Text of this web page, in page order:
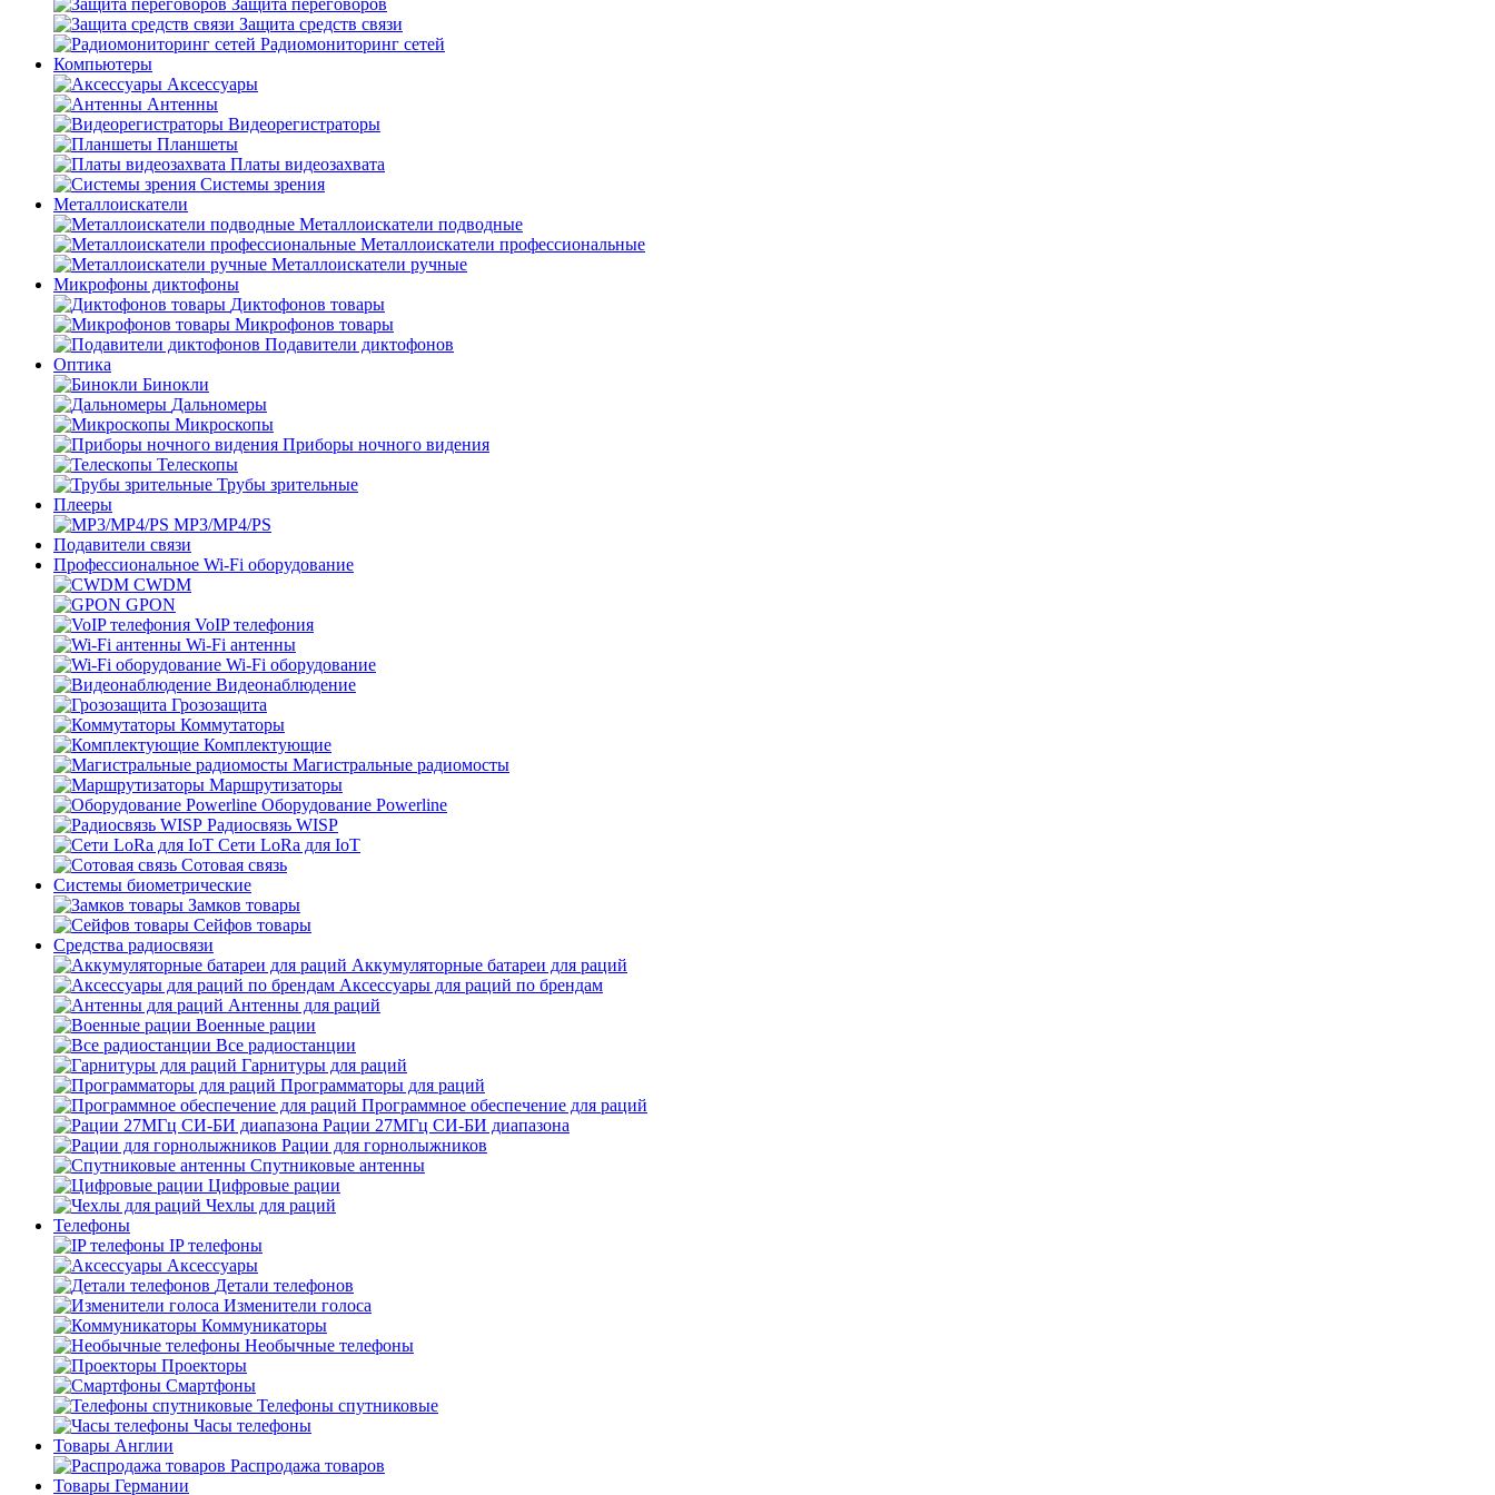
Защита переговоров
Защита средств связи
Радиомониторинг сетей
Компьютеры
Аксессуары
Антенны
Видеорегистраторы
Планшеты
Платы видеозахвата
Системы зрения
Металлоискатели
Металлоискатели подводные
Металлоискатели профессиональные
Металлоискатели ручные
Микрофоны диктофоны
Диктофонов товары
Микрофонов товары
Подавители диктофонов
Оптика
Бинокли
Дальномеры
Микроскопы
Приборы ночного видения
Телескопы
Трубы зрительные
Плееры
MP3/MP4/PS
Подавители связи
Профессиональное Wi-Fi оборудование
CWDM
GPON
VoIP телефония
Wi-Fi антенны
Wi-Fi оборудование
Видеонаблюдение
Грозозащита
Коммутаторы
Комплектующие
Магистральные радиомосты
Маршрутизаторы
Оборудование Powerline
Радиосвязь WISP
Сети LoRa для IoT
Сотовая связь
Системы биометрические
Замков товары
Сейфов товары
Средства радиосвязи
Аккумуляторные батареи для раций
Аксессуары для раций по брендам
Антенны для раций
Военные рации
Все радиостанции
Гарнитуры для раций
Программаторы для раций
Программное обеспечение для раций
Рации 27МГц СИ-БИ диапазона
Рации для горнолыжников
Спутниковые антенны
Цифровые рации
Чехлы для раций
Телефоны
IP телефоны
Аксессуары
Детали телефонов
Изменители голоса
Коммуникаторы
Необычные телефоны
Проекторы
Смартфоны
Телефоны спутниковые
Часы телефоны
Товары Англии
Распродажа товаров
Товары Германии